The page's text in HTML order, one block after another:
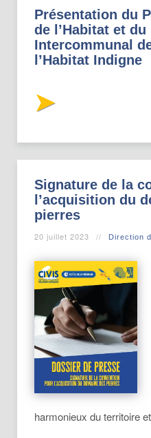
Présentation du
de l’Habitat et du
Intercommunal
l’Habitat Indigne
Signature de la
l’acquisition du
pierres
20 juillet 2023 Direction
harmonieux du territoire